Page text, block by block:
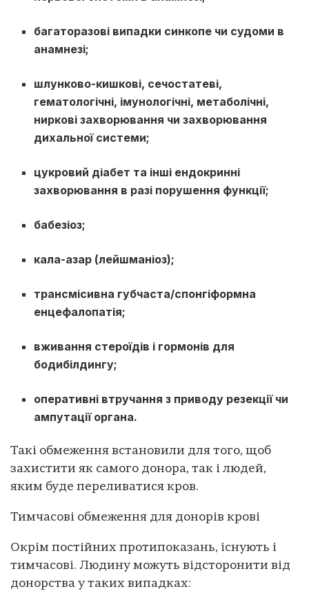
багаторазові випадки синкопе чи судоми в
анамнезі;
шлунково-кишкові, сечостатеві,
гематологічні, імунологічні, метаболічні,
ниркові захворювання чи захворювання
дихальної системи;
цукровий діабет та інші ендокринні
захворювання в разі порушення функції;
бабезіоз;
кала-азар (лейшманіоз);
трансмісивна губчаста/спонгіформна
енцефалопатія;
вживання стероїдів і гормонів для
бодибілдингу;
оперативні втручання з приводу резекції чи
ампутації органа.
Такі обмеження встановили для того, щоб
захистити як самого донора, так і людей,
яким буде переливатися кров.
Тимчасові обмеження для донорів крові
Окрім постійних протипоказань, існують і
тимчасові. Людину можуть відсторонити від
донорства у таких випадках: